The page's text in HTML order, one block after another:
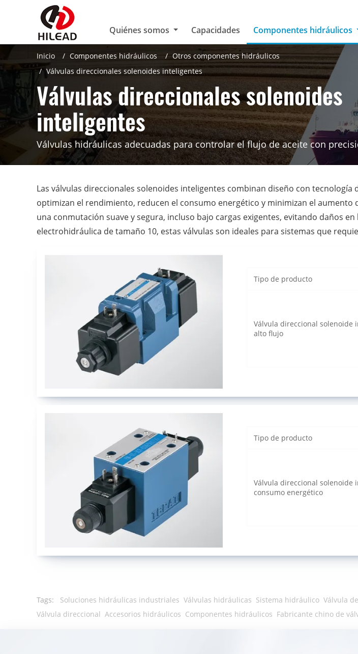
Quiénes somos Capacidades Componentes hidráulicos
Inicio Componentes hidráulicos
Otros componentes hidráulicos
Válvulas direccionales solenoides inteligentes
Válvulas direccionales solenoides
inteligentes
Válvulas hidráulicas adecuadas para controlar el flujo de aceite con
Las válvulas direccionales solenoides inteligentes combinan diseño con
optimizan el rendimiento, reducen el consumo energético y minimizan el
una conmutación suave y segura, incluso bajo cargas exigentes, evitando daños
electrohidráulica de tamaño 10, estas válvulas son ideales para sistemas que
Tipo de producto
Válvula direccional solenoide
alto flujo
Tipo de producto
Válvula direccional solenoide
consumo energético
Tags: Soluciones hidráulicas industriales Válvulas hidráulicas Sistema hidráulico Válvula
Válvula direccional Accesorios hidráulicos Componentes hidráulicos Fabricante chino de